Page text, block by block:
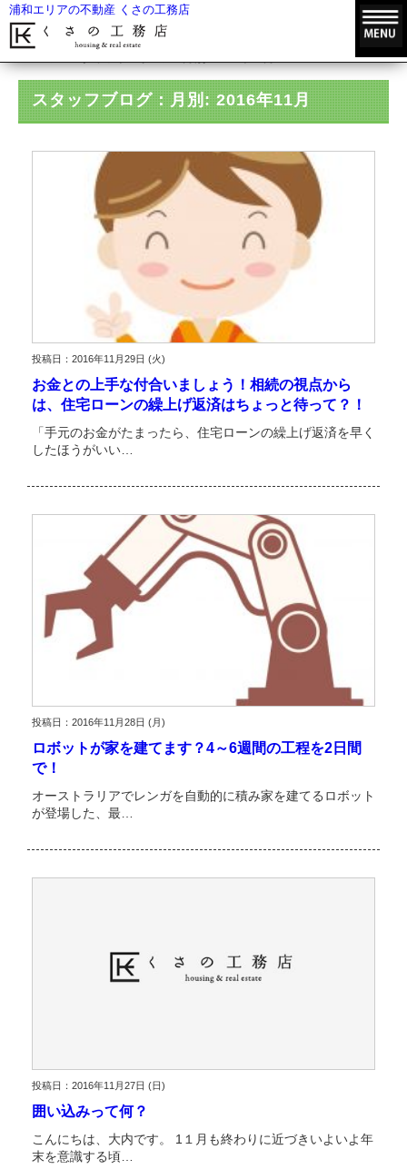
浦和エリアの不動産 くさの工務店
スタッフブログ：月別: 2016年11月
投稿日：2016年11月29日 (火)
お金との上手な付合いましょう！相続の視点から
は、住宅ローンの繰上げ返済はちょっと待って？！
「手元のお金がたまったら、住宅ローンの繰上げ返済を早く
したほうがいい…
投稿日：2016年11月28日 (月)
ロボットが家を建てます？4～6週間の工程を2日間
で！
オーストラリアでレンガを自動的に積み家を建てるロボット
が登場した、最…
投稿日：2016年11月27日 (日)
囲い込みって何？
こんにちは、大内です。 1１月も終わりに近づきいよいよ年
末を意識する頃…